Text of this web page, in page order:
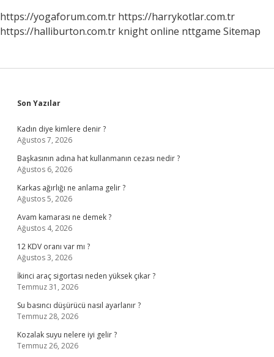
https://yogaforum.com.tr https://harrykotlar.com.tr
https://halliburton.com.tr knight online nttgame Sitemap
Sidebar
Son Yazılar
Kadın diye kimlere denir ?
Ağustos 7, 2026
Başkasının adına hat kullanmanın cezası nedir ?
Ağustos 6, 2026
Karkas ağırlığı ne anlama gelir ?
Ağustos 5, 2026
Avam kamarası ne demek ?
Ağustos 4, 2026
12 KDV oranı var mı ?
Ağustos 3, 2026
İkinci araç sigortası neden yüksek çıkar ?
Temmuz 31, 2026
Su basıncı düşürücü nasıl ayarlanır ?
Temmuz 28, 2026
Kozalak suyu nelere iyi gelir ?
Temmuz 26, 2026